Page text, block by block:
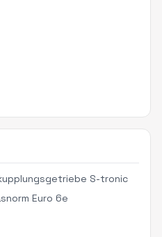
S-tronic
Euro 6e